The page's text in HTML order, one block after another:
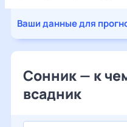
Ваши данные для
Сонник — к
всадник